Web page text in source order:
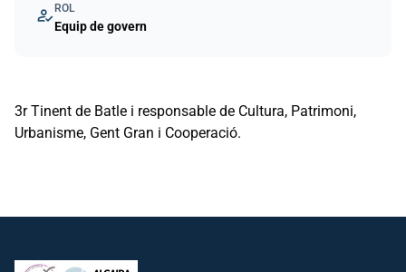
how_to_regROL
Equip de govern
3r Tinent de Batle i responsable de Cultura, Patrimoni,
Urbanisme, Gent Gran i Cooperació.